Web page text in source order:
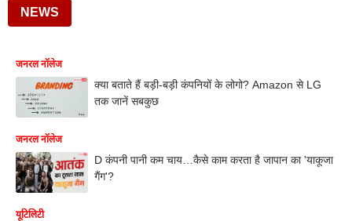
NEWS
जनरल नॉलेज
क्या बताते हैं बड़ी-बड़ी कंपनियों के लोगो? Amazon से LG
तक जानें सबकुछ
जनरल नॉलेज
D कंपनी पानी कम चाय…कैसे काम करता है जापान का 'याकूजा
गैंग'?
यूटिलिटी